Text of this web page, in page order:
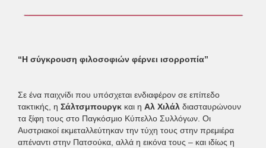
“Η σύγκρουση φιλοσοφιών φέρνει ισορροπία”
Σε ένα παιχνίδι που υπόσχεται ενδιαφέρον σε επίπεδο
τακτικής, η Σάλτσμπουργκ και η Αλ Χιλάλ διασταυρώνουν
τα ξίφη τους στο Παγκόσμιο Κύπελλο Συλλόγων. Οι
Αυστριακοί εκμεταλλεύτηκαν την τύχη τους στην πρεμιέρα
απέναντι στην Πατσούκα, αλλά η εικόνα τους – και ιδίως η